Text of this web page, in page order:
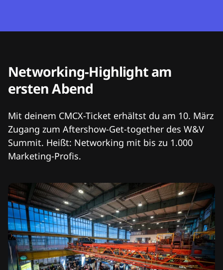
Networking-Highlight am
ersten Abend
Mit deinem CMCX-Ticket erhältst du am 10. März
Zugang zum Aftershow-Get-together des W&V
Summit. Heißt: Networking mit bis zu 1.000
Marketing-Profis.